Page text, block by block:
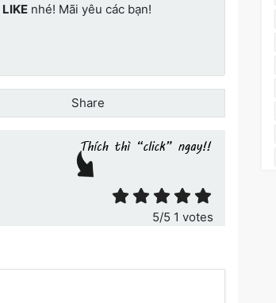
LIKE nhé! Mãi yêu các bạn!
Share
5/5 1 votes